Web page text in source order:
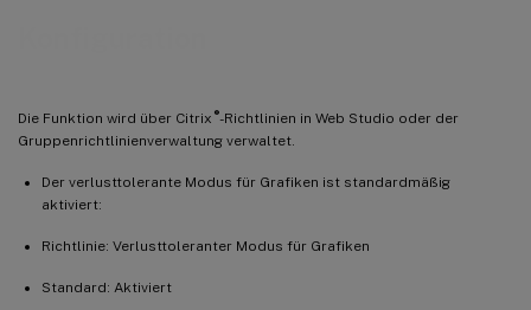
Die Funktion wird über Citrix ®-Richtlinien in Web Studio oder der
Gruppenrichtlinienverwaltung verwaltet.
Der verlusttolerante Modus für Grafiken ist standardmäßig
aktiviert:
Richtlinie: Verlusttoleranter Modus für Grafiken
Standard: Aktiviert